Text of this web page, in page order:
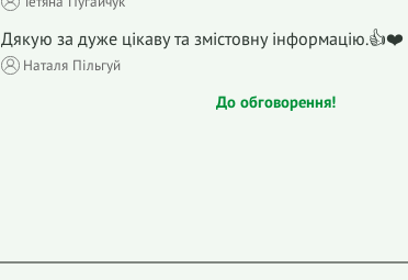
Дякую за дуже цікаву та змістовну інформацію.👍❤️
Наталя Пільгуй
До обговорення!